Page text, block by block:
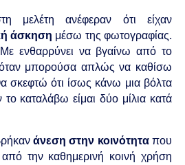
μελέτη ανέφεραν ότι είχαν
άσκηση μέσω της φωτογραφίας.
ενθαρρύνει να βγαίνω από το
όταν μπορούσα απλώς να καθίσω
σκεφτώ ότι ίσως κάνω μια βόλτα
καταλάβω είμαι δύο μίλια κατά
άνεση στην κοινότηταπου
την καθημερινή κοινή χρήση